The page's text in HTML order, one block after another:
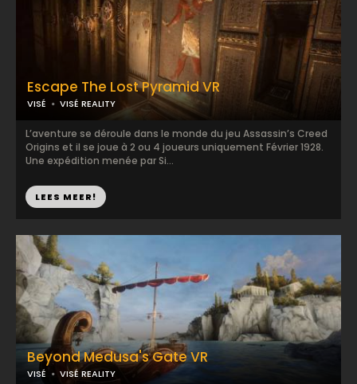
Escape The Lost Pyramid VR
VISÉ VISÉ REALITY
L’aventure se déroule dans le monde du jeu Assassin’s Creed
Origins et il se joue à 2 ou 4 joueurs uniquement Février 1928.
Une expédition menée par Si...
LEES MEER!
Beyond Medusa's Gate VR
VISÉ VISÉ REALITY